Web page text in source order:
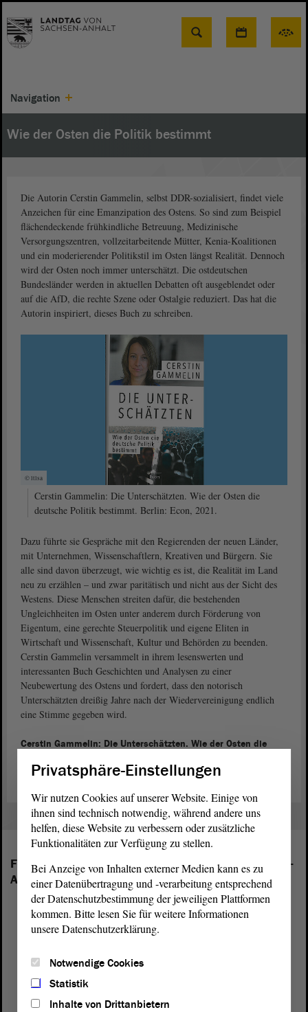
Suche
Navigation
Wie der Osten die Politik bestimmt
Die Autorin Cerstin Gammelin, selbst DDR-sozialisiert, findet viele
Anzeichen für eine Emanzipation des Ostens. So sind zum Beispiel
flächendeckende frühkindliche Betreuung, Medizinische
Versorgungszentren, vollzeitarbeitende Mütter, Kenia-Koalitionen
und ein moderierender Politikstil im Osten längst Realität. Dennoch
wird der Osten noch immer unterschätzt. Die ostdeutschen
Bundesländer werden in aktuellen Debatten oft ausgeblendet oder
auf die AfD, die rechte Szene oder Ostalgie reduziert. Das hat die
Autorin inspiriert, dieses Buch zu schreiben.
© ltlsa
Cerstin Gammelin: Die Unterschätzten. Wie der Osten die
deutsche Politik bestimmt. Berlin: Econ, 2021.
Dazu führte sie Gespräche mit den Regierenden der neuen Länder,
mit Unternehmen, Wissenschaftlern, Kreativen und Bürgern. Sie
alle sind davon überzeugt, wie wichtig es ist, die Realität im Land
neu zu erzählen – und zwar paritätisch und nicht aus der Sicht des
Westens. Diese Menschen streiten dafür, die bestehenden
Ungleichheiten im Osten unter anderem durch Förderung von
Eigentum, eine gerechte Steuerpolitik und eigene Eliten in
Wirtschaft und Wissenschaft, Kultur und Behörden zu beenden.
Cerstin Gammelin versammelt in ihrem lesenswerten und
interessanten Buch Geschichten und Analysen zu einer
Neubewertung des Ostens und fordert, dass den notorisch
Unterschätzten dreißig Jahre nach der Wiedervereinigung endlich
eine Stimme gegeben wird.
Cerstin Gammelin: Die Unterschätzten. Wie der Osten die
Folgende Fraktionen sind im Landtag von Sachsen-
Anhalt vertreten:
Privatsphäre-Einstellungen
Wir nutzen Cookies auf unserer Website. Einige von
ihnen sind technisch notwendig, während andere uns
helfen, diese Website zu verbessern oder zusätzliche
Funktionalitäten zur Verfügung zu stellen.
Bei Anzeige von Inhalten externer Medien kann es zu
einer Datenübertragung und -verarbeitung entsprechend
der Datenschutzbestimmung der jeweiligen Plattformen
kommen. Bitte lesen Sie für weitere Informationen
unsere Datenschutzerklärung.
Notwendige Cookies
Statistik
Inhalte von Drittanbietern